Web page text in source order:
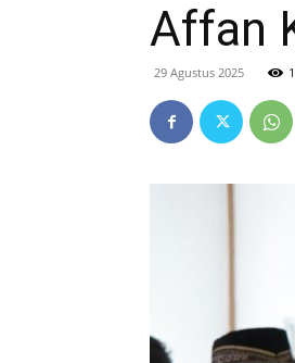
Affan
29 Agustus 2025